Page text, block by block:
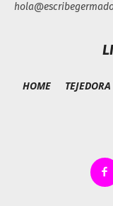
HOME TEJEDORA